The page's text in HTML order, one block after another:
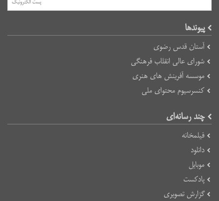
پیوند‌ها
آستان قدس رضوی
شورای عالی انقلاب فرهنگی
موسسه آفرینش های هنری
کنسرسیوم محتوای ملی
چند رسانه‌ای
فیلمخانه
دانلود
موبایل
پادکست
گزارش تصویری